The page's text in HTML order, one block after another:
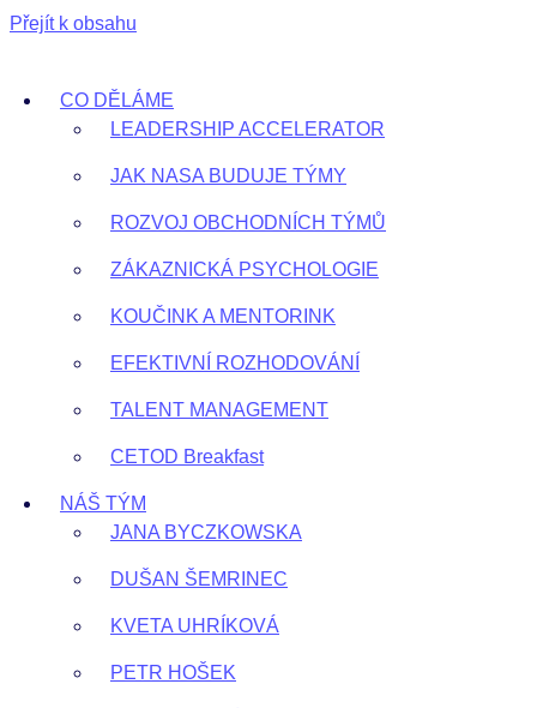
Přejít k obsahu
CO DĚLÁME
LEADERSHIP ACCELERATOR
JAK NASA BUDUJE TÝMY
ROZVOJ OBCHODNÍCH TÝMŮ
ZÁKAZNICKÁ PSYCHOLOGIE
KOUČINK A MENTORINK
EFEKTIVNÍ ROZHODOVÁNÍ
TALENT MANAGEMENT
CETOD Breakfast
NÁŠ TÝM
JANA BYCZKOWSKA
DUŠAN ŠEMRINEC
KVETA UHRÍKOVÁ
PETR HOŠEK